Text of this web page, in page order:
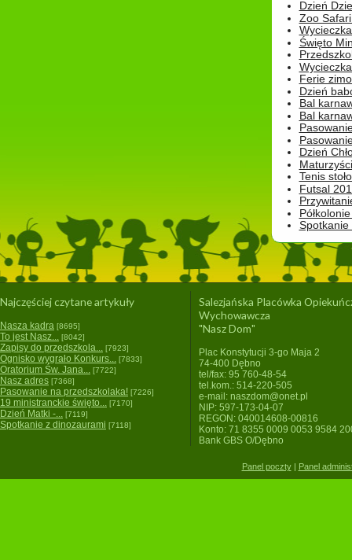
Dzień
Zoo
Święto
Ferie
Dzień
Bal
Bal
Dzień
Tenis
Futsal
Najczęściej czytane artykuły
Nasza kadra [8695]
To jest Nasz... [8042]
Zapisy do przedszkola... [7923]
Ognisko wygrało Konkurs... [7833]
Oratorium Św. Jana... [7722]
Nasz adres [7368]
Pasowanie na przedszkolaka! [7226]
19 ministranckie święto... [7170]
Dzień Matki -... [7119]
Spotkanie z dinozaurami [7118]
Salezjańska Placówka
Wychowawcza
"Nasz Dom"
Plac Konstytucji 3-go Maja 2
74-400 Dębno
tel/fax: 95 760-48-54
tel.kom.: 514-220-505
e-mail: naszdom@onet.pl
NIP: 597-173-04-07
REGON: 040014608-00816
Konto: 71 8355 0009 0053 9584
Bank GBS O/Dębno
Panel poczty| Panel